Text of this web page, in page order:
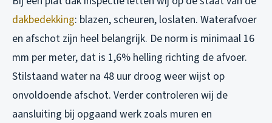
dakbedekking: blazen, scheuren, loslaten. Waterafvoer
en afschot zijn heel belangrijk. De norm is minimaal 16
mm per meter, dat is 1,6% helling richting de afvoer.
Stilstaand water na 48 uur droog weer wijst op
onvoldoende afschot. Verder controleren wij de
aansluiting bij opgaand werk zoals muren en